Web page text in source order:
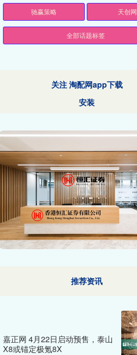
驰赢策略 天创网
全部话题标签
关注 淘配网app下载
安装
推荐资讯
嘉正网 4月22日启动预售，泰山
X8或锚定极氪8X